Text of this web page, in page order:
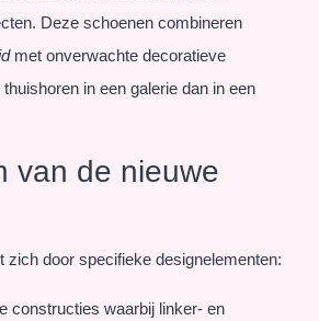
Deze schoenen combineren
met onverwachte decoratieve
in een galerie dan in een
van de nieuwe
zich door specifieke designelementen:
constructies waarbij linker- en